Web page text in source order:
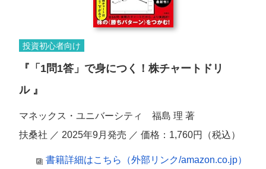
投資初心者向け
『「1問1答」で身につく！株チャートドリ
ル 』
マネックス・ユニバーシティ 福島 理 著
扶桑社 ／ 2025年9月発売 ／ 価格：1,760円（税込）
書籍詳細はこちら（外部リンク/amazon.co.jp）